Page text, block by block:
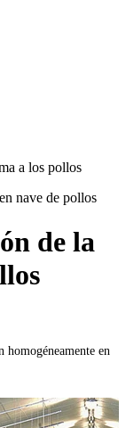
a los pollos
nave de pollos
de la
en